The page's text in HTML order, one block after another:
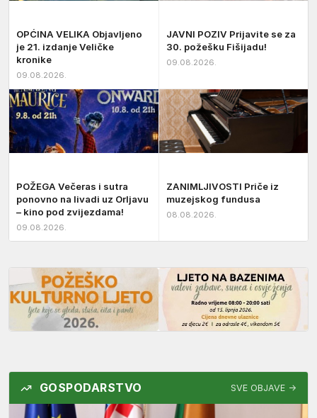
OPĆINA VELIKA Objavljeno
je 21. izdanje Veličke
kronike
09.08.2026.
JAVNI POZIV Prijavite se za
30. požešku Fišijadu!
09.08.2026.
POŽEGA Večeras i sutra
ponovno na livadi uz Orljavu
– kino pod zvijezdama!
09.08.2026.
ZANIMLJIVOSTI Priče iz
muzejskog fundusa
08.08.2026.
GOSPODARSTVO SVE OBJAVE →